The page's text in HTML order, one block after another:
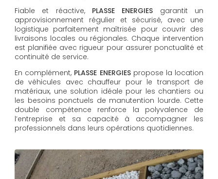
Fiable et réactive, PLASSE ENERGIES garantit un
approvisionnement régulier et sécurisé, avec une
logistique parfaitement maîtrisée pour couvrir des
livraisons locales ou régionales. Chaque intervention
est planifiée avec rigueur pour assurer ponctualité et
continuité de service.
En complément, PLASSE ENERGIESpropose la location
de véhicules avec chauffeur pour le transport de
matériaux, une solution idéale pour les chantiers ou
les besoins ponctuels de manutention lourde. Cette
double compétence renforce la polyvalence de
l’entreprise et sa capacité à accompagner les
professionnels dans leurs opérations quotidiennes.